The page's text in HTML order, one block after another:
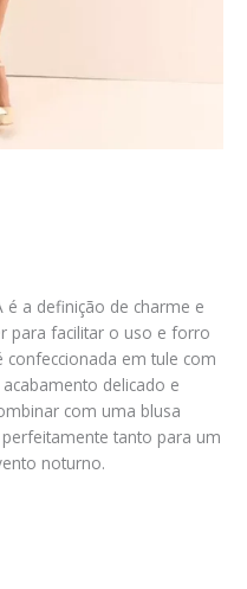
a definição de charme e
para facilitar o uso e forro
em tule com
delicado e
com uma blusa
tanto para um
noturno.